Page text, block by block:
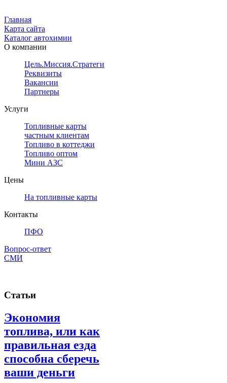
Главная
Карта сайта
Каталог автохимии
О компании
Цель.Миссия.Стратегия.
Реквизиты
Вакансии
Партнеры
Услуги
Топливные карты
частным клиентам
Топливо в коттеджи
Топливо оптом
Мини АЗС
Цены
На топливные карты
Контакты
ПФО
Вопрос-ответ
СМИ
Статьи
Экономия
топлива, или как
правильная езда
способна сберечь
ваши деньги